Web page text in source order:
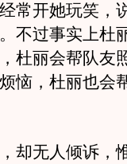
常开她玩笑，
不过事实上杜
杜丽会帮队友
恼，杜丽也会
无人倾诉，